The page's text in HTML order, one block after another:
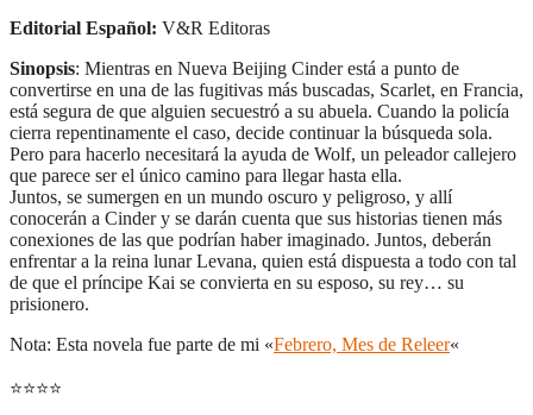
Editorial Español: V&R Editoras
Sinopsis: Mientras en Nueva Beijing Cinder está a punto de
convertirse en una de las fugitivas más buscadas, Scarlet, en Francia,
está segura de que alguien secuestró a su abuela. Cuando la policía
cierra repentinamente el caso, decide continuar la búsqueda sola.
Pero para hacerlo necesitará la ayuda de Wolf, un peleador callejero
que parece ser el único camino para llegar hasta ella.
Juntos, se sumergen en un mundo oscuro y peligroso, y allí
conocerán a Cinder y se darán cuenta que sus historias tienen más
conexiones de las que podrían haber imaginado. Juntos, deberán
enfrentar a la reina lunar Levana, quien está dispuesta a todo con tal
de que el príncipe Kai se convierta en su esposo, su rey… su
prisionero.
Nota: Esta novela fue parte de mi «Febrero, Mes de Releer«
⭐⭐⭐⭐